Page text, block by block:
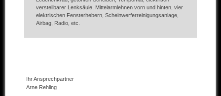
verstellbarer Lenksäule, Mittelarmlehnen vorn und hinten, vier
elektrischen Fensterhebern, Scheinwerferreinigungsanlage,
Airbag, Radio, etc.
Ihr Ansprechpartner
Arne Rehling